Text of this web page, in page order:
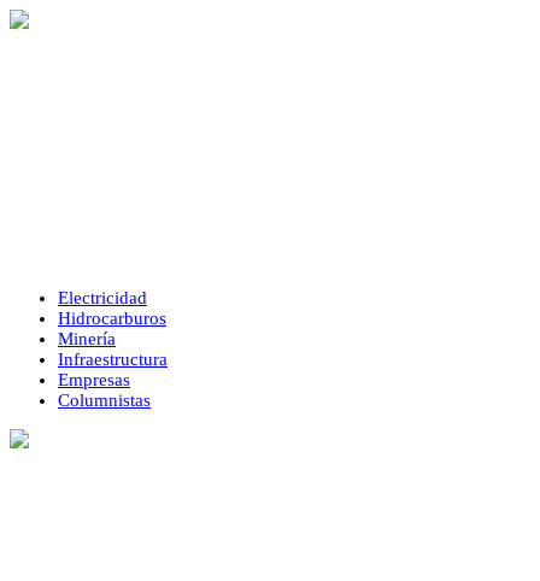
Electricidad
Hidrocarburos
Minería
Infraestructura
Empresas
Columnistas